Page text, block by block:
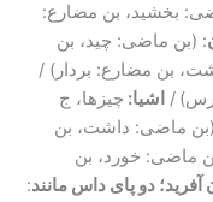
بخشید، بن مضارع:
: (بن ماضی: چید، بن
بن مضارع: بردار) /
/ اشیا: چیزها، ج
ماضی: داشت، بن
ماضی: خورد، بن
آفرید؛ دو پای داس مانند: